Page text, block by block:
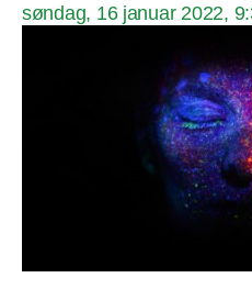
søndag, 16 januar 2022,